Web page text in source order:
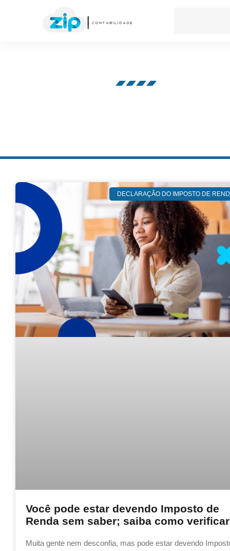
DECLARAÇÃO DO IMPOSTO DE
Você pode estar devendo Imposto de
Renda sem saber; saiba como verificar
Muita gente nem desconfia, mas pode estar devendo